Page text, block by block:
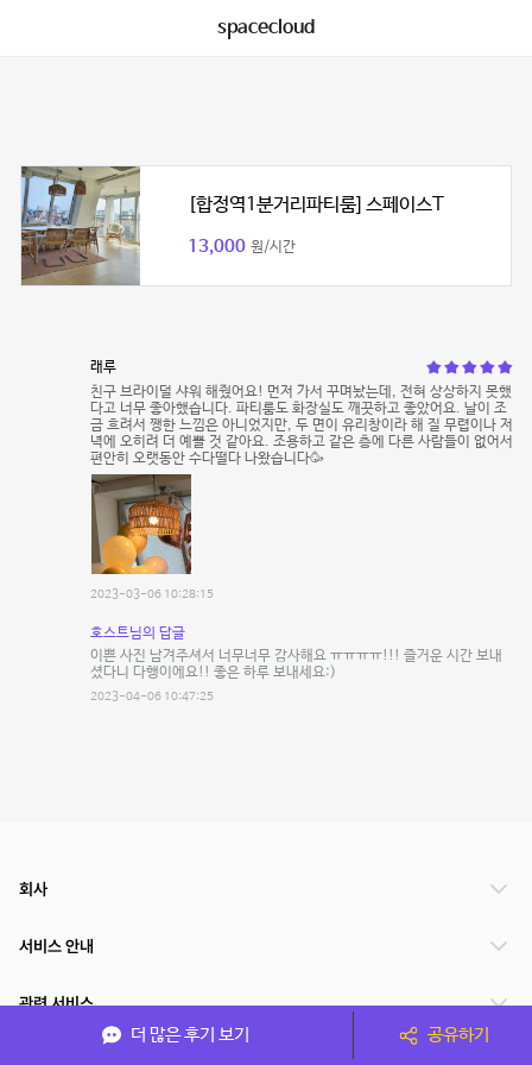
spacecloud
[합정역1분거리파티룸] 스페이스T
13,000 원/시간
래루
친구 브라이덜 샤워 해줬어요! 먼저 가서 꾸며놨는데, 전혀 상상하지 못했
다고 너무 좋아했습니다. 파티룸도 화장실도 깨끗하고 좋았어요. 날이 조
금 흐려서 쨍한 느낌은 아니었지만, 두 면이 유리창이라 해 질 무렵이나 저
녁에 오히려 더 예쁠 것 같아요. 조용하고 같은 층에 다른 사람들이 없어서
편안히 오랫동안 수다떨다 나왔습니다🥳
2023-03-06 10:28:15
호스트님의 답글
이쁜 사진 남겨주셔서 너무너무 감사해요 ㅠㅠㅠㅠ!!! 즐거운 시간 보내
셨다니 다행이에요!! 좋은 하루 보내세요:)
2023-04-06 10:47:25
더 많은 후기 보기 공유하기
회사
서비스 안내
관련 서비스